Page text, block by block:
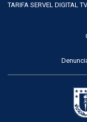
TARIFA SERVEL DIGITAL